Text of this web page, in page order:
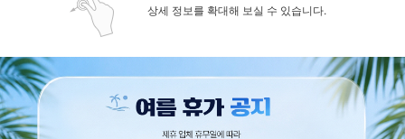
상세 정보를 확대해 보실 수 있습니다.